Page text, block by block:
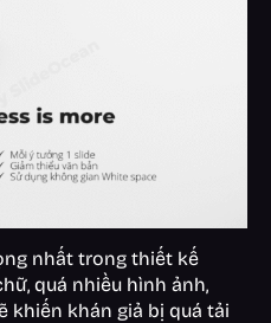
nhất trong thiết kế
quá nhiều hình ảnh,
khiến khán giả bị quá tải